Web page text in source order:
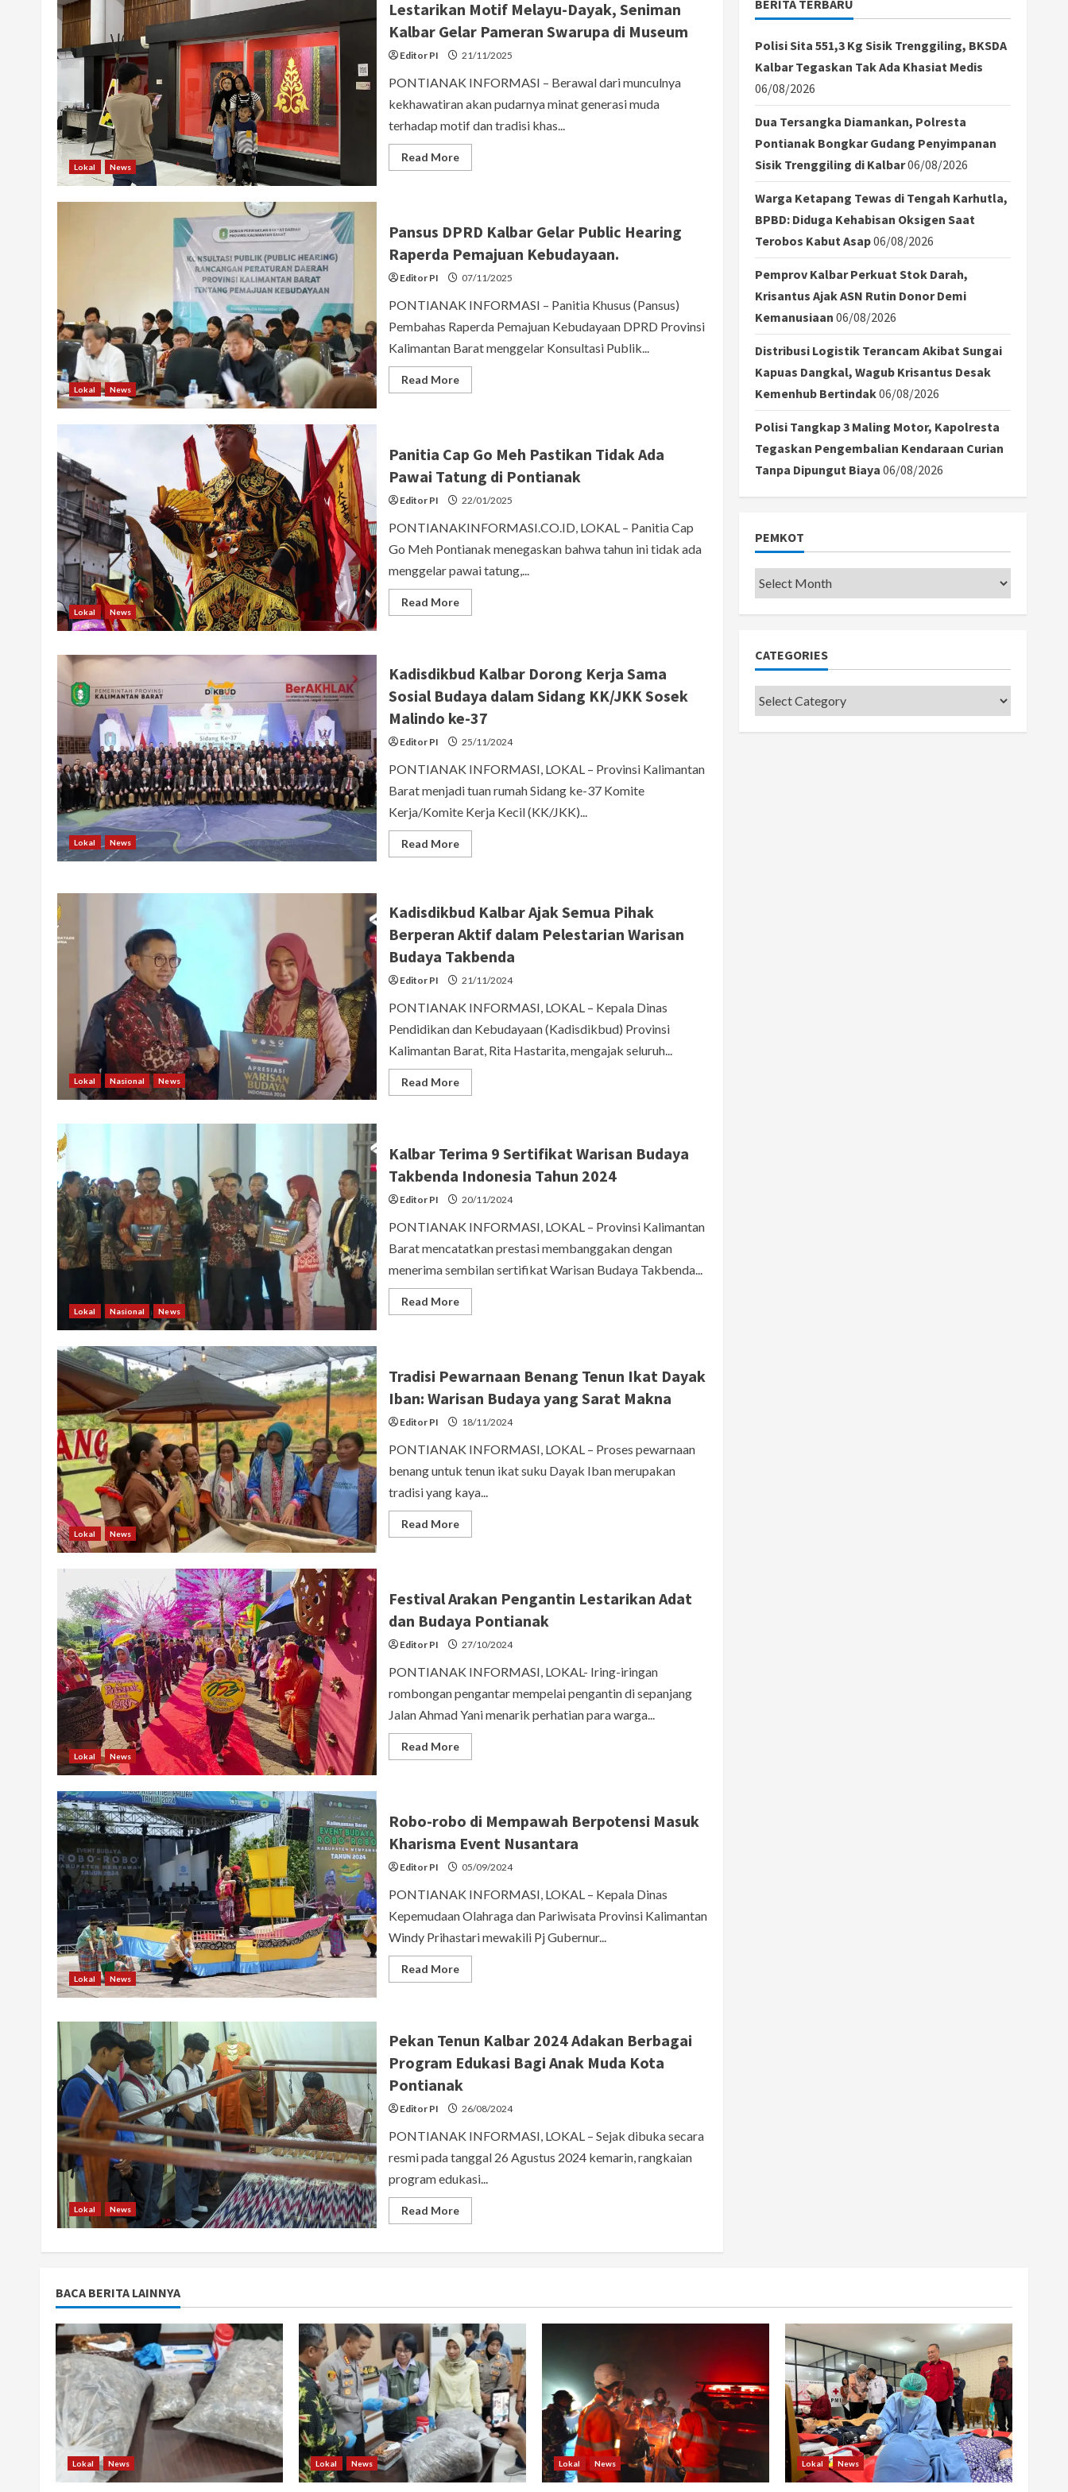
Lokal News
Lestarikan Motif Melayu-Dayak, Seniman
Kalbar Gelar Pameran Swarupa di Museum
Editor PI 21/11/2025
PONTIANAK INFORMASI – Berawal dari munculnya
kekhawatiran akan pudarnya minat generasi muda
terhadap motif dan tradisi khas...
Read MoreRead
more
Seniman
Gelar
Pameran
Swarupa
Museum
Lokal News
Pansus DPRD Kalbar Gelar Public Hearing
Raperda Pemajuan Kebudayaan.
Editor PI 07/11/2025
PONTIANAK INFORMASI – Panitia Khusus (Pansus)
Pembahas Raperda Pemajuan Kebudayaan DPRD Provinsi
Kalimantan Barat menggelar Konsultasi Publik...
Read MoreRead
more
Public
Hearing
Raperda
Pemajuan
Kebudayaan.
Lokal News
Panitia Cap Go Meh Pastikan Tidak Ada
Pawai Tatung di Pontianak
Editor PI 22/01/2025
PONTIANAKINFORMASI.CO.ID, LOKAL – Panitia Cap
Go Meh Pontianak menegaskan bahwa tahun ini tidak ada
menggelar pawai tatung,...
Read MoreRead
more
Meh
Pastikan
Tidak
Ada
Pawai
Tatung
Pontianak
Lokal News
Kadisdikbud Kalbar Dorong Kerja Sama
Sosial Budaya dalam Sidang KK/JKK Sosek
Malindo ke-37
Editor PI 25/11/2024
PONTIANAK INFORMASI, LOKAL – Provinsi Kalimantan
Barat menjadi tuan rumah Sidang ke-37 Komite
Kerja/Komite Kerja Kecil (KK/JKK)...
Read MoreRead
more
Kerja
Sama
Sosial
Budaya
dalam
Sidang
KK/JKK
Sosek
ke-
Lokal Nasional News
Kadisdikbud Kalbar Ajak Semua Pihak
Berperan Aktif dalam Pelestarian Warisan
Budaya Takbenda
Editor PI 21/11/2024
PONTIANAK INFORMASI, LOKAL – Kepala Dinas
Pendidikan dan Kebudayaan (Kadisdikbud) Provinsi
Kalimantan Barat, Rita Hastarita, mengajak seluruh...
Read MoreRead
more
Semua
Pihak
Berperan
Aktif
Pelestarian
Budaya
Lokal Nasional News
Kalbar Terima 9 Sertifikat Warisan Budaya
Takbenda Indonesia Tahun 2024
Editor PI 20/11/2024
PONTIANAK INFORMASI, LOKAL – Provinsi Kalimantan
Barat mencatatkan prestasi membanggakan dengan
menerima sembilan sertifikat Warisan Budaya Takbenda...
Read MoreRead
more
Warisan
Takbenda
Tahun
Lokal News
Tradisi Pewarnaan Benang Tenun Ikat Dayak
Iban: Warisan Budaya yang Sarat Makna
Editor PI 18/11/2024
PONTIANAK INFORMASI, LOKAL – Proses pewarnaan
benang untuk tenun ikat suku Dayak Iban merupakan
tradisi yang kaya...
Read MoreRead
more
Ikat
Iban:
Warisan
Budaya
Sarat
Makna
Lokal News
Festival Arakan Pengantin Lestarikan Adat
dan Budaya Pontianak
Editor PI 27/10/2024
PONTIANAK INFORMASI, LOKAL- Iring-iringan
rombongan pengantar mempelai pengantin di sepanjang
Jalan Ahmad Yani menarik perhatian para warga...
Read MoreRead
more
Adat
Budaya
Lokal News
Robo-robo di Mempawah Berpotensi Masuk
Kharisma Event Nusantara
Editor PI 05/09/2024
PONTIANAK INFORMASI, LOKAL – Kepala Dinas
Kepemudaan Olahraga dan Pariwisata Provinsi Kalimantan
Windy Prihastari mewakili Pj Gubernur...
Read MoreRead
more
Mempawah
Berpotensi
Masuk
Kharisma
Nusantara
Lokal News
Pekan Tenun Kalbar 2024 Adakan Berbagai
Program Edukasi Bagi Anak Muda Kota
Pontianak
Editor PI 26/08/2024
PONTIANAK INFORMASI, LOKAL – Sejak dibuka secara
resmi pada tanggal 26 Agustus 2024 kemarin, rangkaian
program edukasi...
Read MoreRead
more
Tenun
Program
Edukasi
Bagi
Anak
Muda
Kota
Pontianak
BERITA TERBARU
Polisi Sita 551,3 Kg Sisik Trenggiling, BKSDA
Kalbar Tegaskan Tak Ada Khasiat Medis
06/08/2026
Dua Tersangka Diamankan, Polresta
Pontianak Bongkar Gudang Penyimpanan
Sisik Trenggiling di Kalbar06/08/2026
Warga Ketapang Tewas di Tengah Karhutla,
BPBD: Diduga Kehabisan Oksigen Saat
Terobos Kabut Asap06/08/2026
Pemprov Kalbar Perkuat Stok Darah,
Krisantus Ajak ASN Rutin Donor Demi
Kemanusiaan 06/08/2026
Distribusi Logistik Terancam Akibat Sungai
Kapuas Dangkal, Wagub Krisantus Desak
Kemenhub Bertindak06/08/2026
Polisi Tangkap 3 Maling Motor, Kapolresta
Tegaskan Pengembalian Kendaraan Curian
Tanpa Dipungut Biaya 06/08/2026
PEMKOT
Pemkot
CATEGORIES
Categories
BACA BERITA LAINNYA
Lokal News Lokal News Lokal News Lokal News